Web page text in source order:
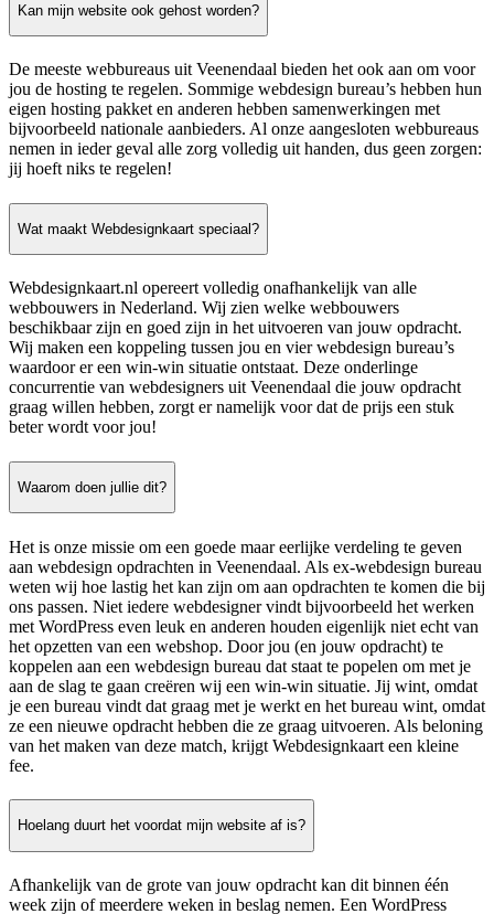
Kan mijn website ook gehost worden?
De meeste webbureaus uit Veenendaal bieden het ook aan om voor
jou de hosting te regelen. Sommige webdesign bureau’s hebben hun
eigen hosting pakket en anderen hebben samenwerkingen met
bijvoorbeeld nationale aanbieders. Al onze aangesloten webbureaus
nemen in ieder geval alle zorg volledig uit handen, dus geen zorgen:
jij hoeft niks te regelen!
Wat maakt Webdesignkaart speciaal?
Webdesignkaart.nl opereert volledig onafhankelijk van alle
webbouwers in Nederland. Wij zien welke webbouwers
beschikbaar zijn en goed zijn in het uitvoeren van jouw opdracht.
Wij maken een koppeling tussen jou en vier webdesign bureau’s
waardoor er een win-win situatie ontstaat. Deze onderlinge
concurrentie van webdesigners uit Veenendaal die jouw opdracht
graag willen hebben, zorgt er namelijk voor dat de prijs een stuk
beter wordt voor jou!
Waarom doen jullie dit?
Het is onze missie om een goede maar eerlijke verdeling te geven
aan webdesign opdrachten in Veenendaal. Als ex-webdesign bureau
weten wij hoe lastig het kan zijn om aan opdrachten te komen die bij
ons passen. Niet iedere webdesigner vindt bijvoorbeeld het werken
met WordPress even leuk en anderen houden eigenlijk niet echt van
het opzetten van een webshop. Door jou (en jouw opdracht) te
koppelen aan een webdesign bureau dat staat te popelen om met je
aan de slag te gaan creëren wij een win-win situatie. Jij wint, omdat
je een bureau vindt dat graag met je werkt en het bureau wint, omdat
ze een nieuwe opdracht hebben die ze graag uitvoeren. Als beloning
van het maken van deze match, krijgt Webdesignkaart een kleine
fee.
Hoelang duurt het voordat mijn website af is?
Afhankelijk van de grote van jouw opdracht kan dit binnen één
week zijn of meerdere weken in beslag nemen. Een WordPress